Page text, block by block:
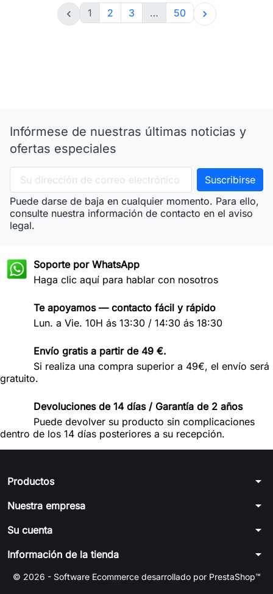
 1 2 3 … 50 
Infórmese de nuestras últimas noticias y
ofertas especiales
Puede darse de baja en cualquier momento. Para ello,
consulte nuestra información de contacto en el aviso
legal.
Soporte por WhatsApp
Haga clic aquí para hablar con nosotros
Te apoyamos — contacto fácil y rápido
Lun. a Vie. 10H ás 13:30 / 14:30 ás 18:30
Envío gratis a partir de 49 €.
Si realiza una compra superior a 49€, el envío será
gratuito.
Devoluciones de 14 días / Garantía de 2 años
Puede devolver su producto sin complicaciones
dentro de los 14 días posteriores a su recepción.
Productos arrow_drop_down
Nuestra empresa arrow_drop_down
Su cuenta arrow_drop_down
Información de la tienda arrow_drop_down
© 2026 - Software Ecommerce desarrollado por PrestaShop™